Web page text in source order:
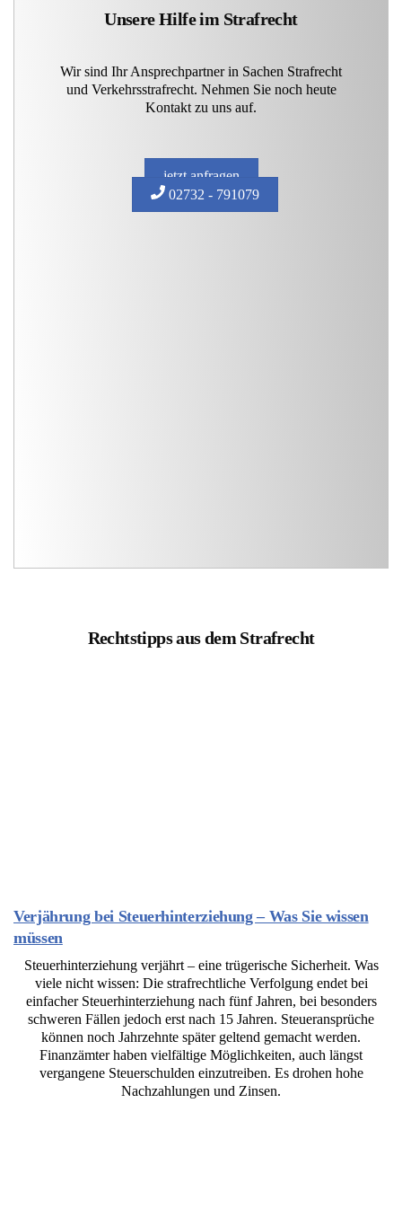
Unsere Hilfe im Strafrecht
Wir sind Ihr Ansprechpartner in Sachen Strafrecht
und Verkehrsstrafrecht. Nehmen Sie noch heute
Kontakt zu uns auf.
jetzt anfragen
02732 - 791079
Rechtstipps aus dem Strafrecht
Verjährung bei Steuerhinterziehung – Was Sie wissen
müssen
Steuerhinterziehung verjährt – eine trügerische Sicherheit. Was
viele nicht wissen: Die strafrechtliche Verfolgung endet bei
einfacher Steuerhinterziehung nach fünf Jahren, bei besonders
schweren Fällen jedoch erst nach 15 Jahren. Steueransprüche
können noch Jahrzehnte später geltend gemacht werden.
Finanzämter haben vielfältige Möglichkeiten, auch längst
vergangene Steuerschulden einzutreiben. Es drohen hohe
Nachzahlungen und Zinsen.